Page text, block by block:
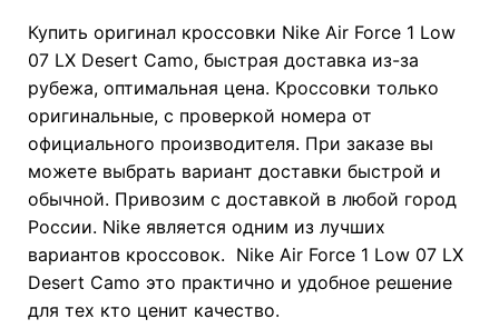
Купить оригинал кроссовки Nike Air Force 1 Low
07 LX Desert Camo, быстрая доставка из-за
рубежа, оптимальная цена. Кроссовки только
оригинальные, с проверкой номера от
официального производителя. При заказе вы
можете выбрать вариант доставки быстрой и
обычной. Привозим с доставкой в любой город
России. Nike является одним из лучших
вариантов кроссовок. Nike Air Force 1 Low 07 LX
Desert Camo это практично и удобное решение
для тех кто ценит качество.